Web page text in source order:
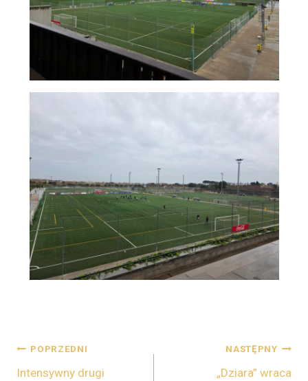
POPRZEDNI
Intensywny drugi
NASTĘPNY
„Dziara” wraca